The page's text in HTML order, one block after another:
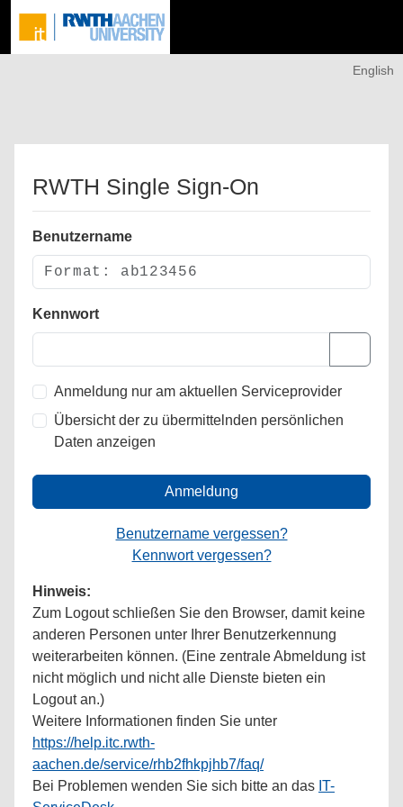
English
RWTH Single Sign-On
Benutzername
Kennwort
Anmeldung nur am aktuellen Serviceprovider
Übersicht der zu übermittelnden persönlichen
Daten anzeigen
Anmeldung
Benutzername vergessen?
Kennwort vergessen?
Hinweis:
Zum Logout schließen Sie den Browser, damit keine
anderen Personen unter Ihrer Benutzerkennung
weiterarbeiten können. (Eine zentrale Abmeldung ist
nicht möglich und nicht alle Dienste bieten ein
Logout an.)
Weitere Informationen finden Sie unter
https://help.itc.rwth-
aachen.de/service/rhb2fhkpjhb7/faq/
Bei Problemen wenden Sie sich bitte an das IT-